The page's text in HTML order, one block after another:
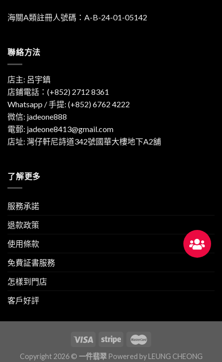
海關A類註冊人號碼：A-B-24-01-05142
聯絡方法
店主: 呂宇鎮
店鋪電話：(+852) 2712 8361
Whatsapp / 手提: (+852) 6762 4222
微信: jadeone888
電郵: jadeone8413@gmail.com
店址: 灣仔軒尼詩道342號國華大樓地下A2舖
了解更多
服務承諾
退款政策
使用條款
免費証書服務
怎樣到門店
客戶好評
Copyright 2026 © 一件翡翠Powered by LEUNG CHEONG